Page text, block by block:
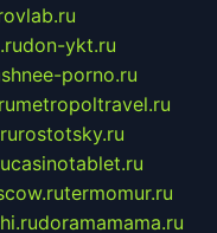
don-ykt.ru
porno.ru
metropoltravel.ru
rostotsky.ru
casinotablet.ru
termomur.ru
doramamama.ru